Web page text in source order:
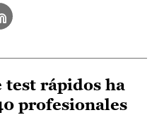
test rápidos ha
profesionales